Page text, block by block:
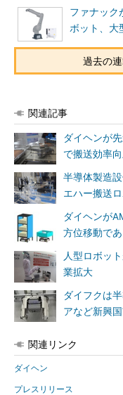
ファナック
ボット、大
過去の
関連記事
ダイヘンが
で搬送効率
半導体製造
エハー搬送
ダイヘンが
方位移動で
人型ロボッ
業拡大
ダイフクは
アなど新興
関連リンク
ダイヘン
プレスリリース